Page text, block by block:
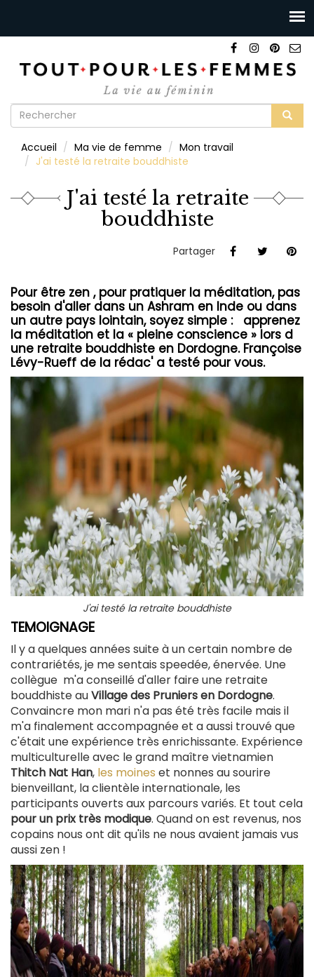
Formulaire
recherche
Accueil Ma vie de femme
Mon travail
J'ai testé la retraite bouddhiste
J'ai testé la retraite
bouddhiste
Partager
Pour être zen , pour pratiquer la méditation, pas
besoin d'aller dans un Ashram en Inde ou dans
un autre pays lointain, soyez simple : apprenez
la méditation et la « pleine conscience » lors d
une retraite bouddhiste en Dordogne. Françoise
Lévy-Rueff de la rédac' a testé pour vous.
J'ai testé la retraite bouddhiste
TEMOIGNAGE
Il y a quelques années suite à un certain nombre de
contrariétés, je me sentais speedée, énervée. Une
collègue m'a conseillé d'aller faire une retraite
bouddhiste auVillage des Pruniers en Dordogne.
Convaincre mon mari n'a pas été très facile mais il
m'a finalement accompagnée et a aussi trouvé que
c'était une expérience très enrichissante. Expérience
multiculturelle avec le grand maître vietnamien
Thitch Nat Han, les moines et nonnes au sourire
bienveillant, la clientèle internationale, les
participants ouverts aux parcours variés. Et tout cela
pour un prix très modique. Quand on est revenus, nos
copains nous ont dit qu'ils ne nous avaient jamais vus
aussi zen !